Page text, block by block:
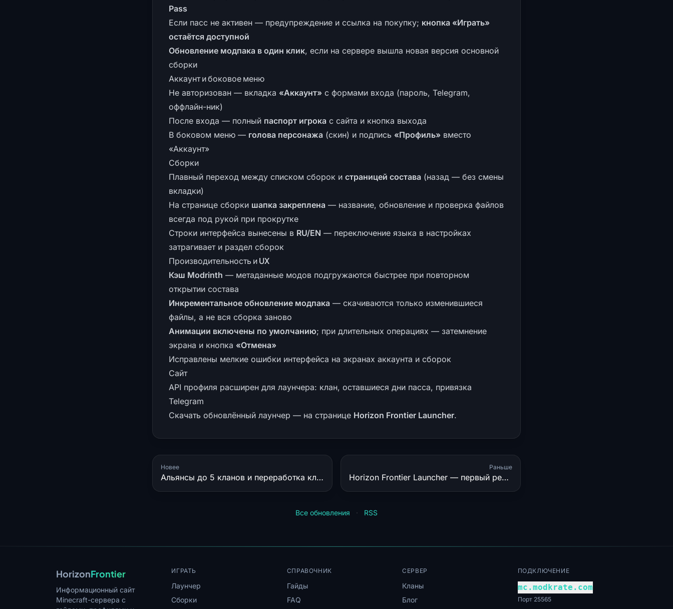
Pass
Если пасс не активен — предупреждение и ссылка на покупку; кнопка «Играть»
остаётся доступной
Обновление модпака в один клик, если на сервере вышла новая версия основной
сборки
Аккаунт и боковое меню
Не авторизован — вкладка «Аккаунт» с формами входа (пароль, Telegram,
оффлайн-ник)
После входа — полный паспорт игрока с сайта и кнопка выхода
В боковом меню — голова персонажа (скин) и подпись «Профиль» вместо
«Аккаунт»
Сборки
Плавный переход между списком сборок и страницей состава (назад — без смены
вкладки)
На странице сборки шапка закреплена — название, обновление и проверка файлов
всегда под рукой при прокрутке
Строки интерфейса вынесены в RU/EN — переключение языка в настройках
затрагивает и раздел сборок
Производительность и UX
Кэш Modrinth — метаданные модов подгружаются быстрее при повторном
открытии состава
Инкрементальное обновление модпака — скачиваются только изменившиеся
файлы, а не вся сборка заново
Анимации включены по умолчанию; при длительных операциях — затемнение
экрана и кнопка «Отмена»
Исправлены мелкие ошибки интерфейса на экранах аккаунта и сборок
Сайт
API профиля расширен для лаунчера: клан, оставшиеся дни пасса, привязка
Telegram
Скачать обновлённый лаунчер — на странице Horizon Frontier Launcher.
Новее
Альянсы до 5 кланов и переработка клановых войн
Раньше
Horizon Frontier Launcher — первый релиз
Все обновления · RSS
HorizonFrontier
Информационный сайт
Minecraft-сервера с
ИГРАТЬ
Лаунчер
Сборки
СПРАВОЧНИК
Гайды
FAQ
СЕРВЕР
Кланы
Блог
ПОДКЛЮЧЕНИЕ
mc.modkrate.com
Порт 25565